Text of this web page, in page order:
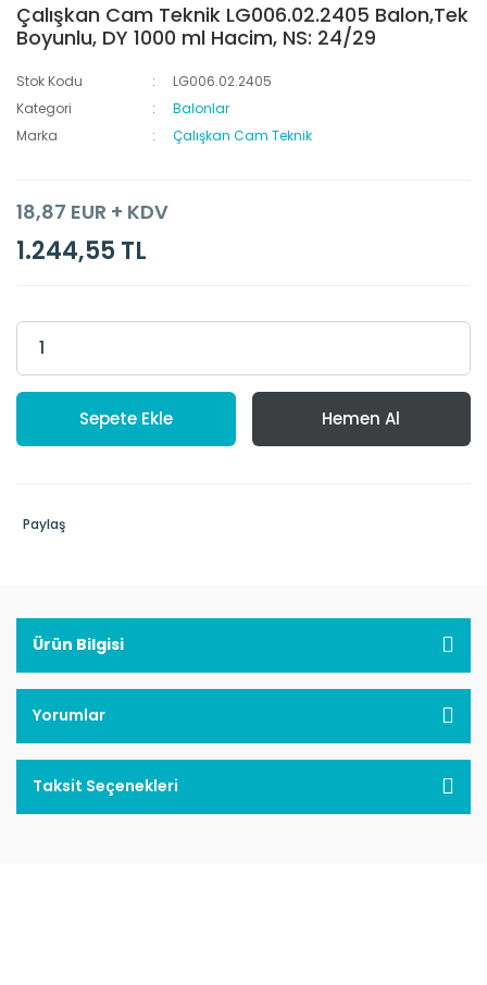
Çalışkan Cam Teknik LG006.02.2405 Balon,Tek
Boyunlu, DY 1000 ml Hacim, NS: 24/29
Stok Kodu
LG006.02.2405
Kategori
Balonlar
Marka
Çalışkan Cam Teknik
18,87 EUR + KDV
1.244,55 TL
Sepete Ekle Hemen Al
Paylaş
Ürün Bilgisi
Yorumlar
Taksit Seçenekleri